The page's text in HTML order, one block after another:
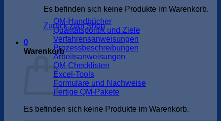
Es befinden sich keine Produkte im Warenkorb.
Zurück zum Shop
0
Warenkorb
Es befinden sich keine Produkte im Warenkorb.
QM-Handbücher
Qualitätspolitik und Ziele
Verfahrensanweisungen
Prozessbeschreibungen
Arbeitsanweisungen
QM-Checklisten
Excel-Tools
Formulare und Nachweise
Fertige QM-Pakete